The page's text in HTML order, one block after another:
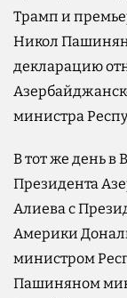
Трамп и
Никол
декларацию
министра
В тот же день в
Президента
Алиева с
Америки
министром
Пашиняном